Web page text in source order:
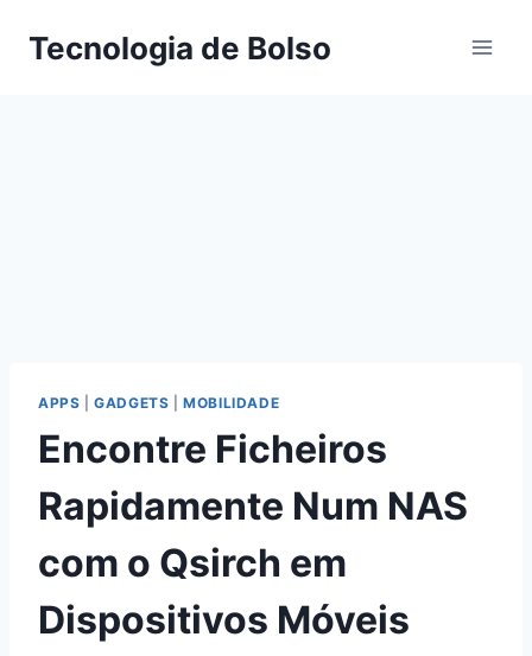
Tecnologia de Bolso
APPS |GADGETS |MOBILIDADE
Encontre Ficheiros
Rapidamente Num NAS
com o Qsirch em
Dispositivos Móveis